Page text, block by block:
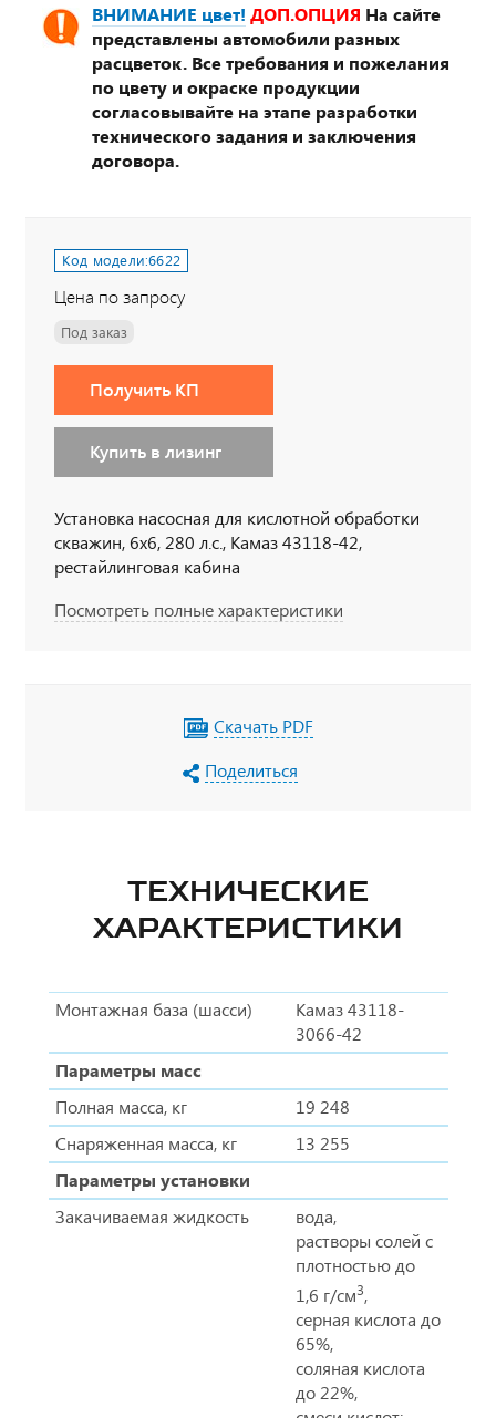
ВНИМАНИЕ цвет! ДОП.ОПЦИЯ На сайте
представлены автомобили разных
расцветок. Все требования и пожелания
по цвету и окраске продукции
согласовывайте на этапе разработки
технического задания и заключения
договора.
Код модели:6622
Цена по запросу
Под заказ
Получить КП
Купить в лизинг
Установка насосная для кислотной обработки
скважин, 6х6, 280 л.с., Камаз 43118-42,
рестайлинговая кабина
Посмотреть полные характеристики
Скачать PDF
Поделиться
ТЕХНИЧЕСКИЕ
ХАРАКТЕРИСТИКИ
Монтажная база (шасси)
Камаз 43118-
3066-42
Параметры масс
Полная масса, кг
19 248
Снаряженная масса, кг
13 255
Параметры установки
Закачиваемая жидкость
вода,
растворы солей с
плотностью до
1,6 г/см3,
серная кислота до
65%,
соляная кислота
до 22%,